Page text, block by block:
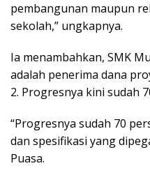
pembangunan maupun
sekolah,” ungkapnya.
Ia menambahkan, SMK
adalah penerima dana
2. Progresnya kini sudah
“Progresnya sudah 70
dan spesifikasi yang
Puasa.